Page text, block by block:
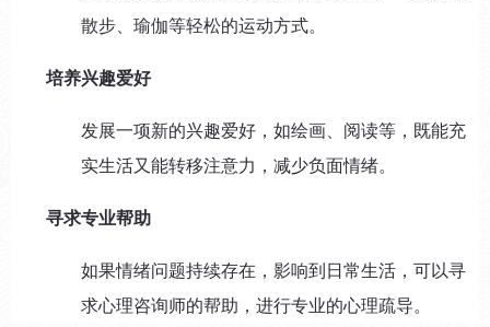
散步、瑜伽等轻松的运动方式。
培养兴趣爱好
发展一项新的兴趣爱好，如绘画、阅读等，既能充
实生活又能转移注意力，减少负面情绪。
寻求专业帮助
如果情绪问题持续存在，影响到日常生活，可以寻
求心理咨询师的帮助，进行专业的心理疏导。